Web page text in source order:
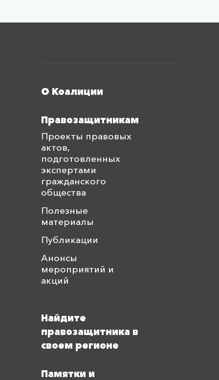
О Коалиции
Правозащитникам
Проекты правовых
актов,
подготовленных
экспертами
гражданского
общества
Полезные
материалы
Публикации
Анонсы
мероприятий и
акций
Найдите
правозащитника в
своем регионе
Памятки и